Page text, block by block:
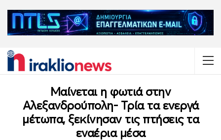
Μαίνεται η φωτιά στην
Αλεξανδρούπολη- Τρία τα ενεργά
μέτωπα, ξεκίνησαν τις πτήσεις τα
εναέρια μέσα